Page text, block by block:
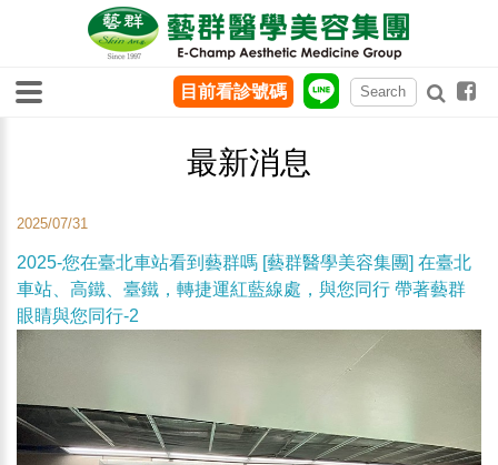
最新消息
2025/07/31
2025-您在臺北車站看到藝群嗎 [藝群醫學美容集團] 在臺北
車站、高鐵、臺鐵，轉捷運紅藍線處，與您同行 帶著藝群
眼睛與您同行-2
目前看診號碼